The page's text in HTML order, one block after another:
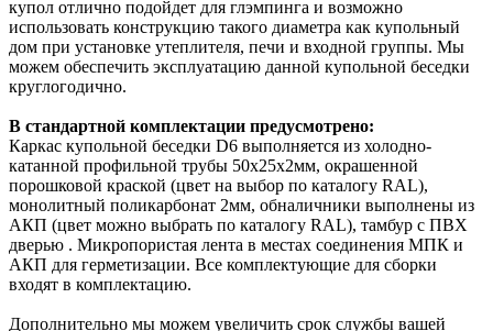
купол отлично подойдет для глэмпинга и возможно
использовать конструкцию такого диаметра как купольный
дом при установке утеплителя, печи и входной группы. Мы
можем обеспечить эксплуатацию данной купольной беседки
круглогодично.
В стандартной комплектации предусмотрено:
Каркас купольной беседки D6 выполняется из холодно-
катанной профильной трубы 50х25х2мм, окрашенной
порошковой краской (цвет на выбор по каталогу RAL),
монолитный поликарбонат 2мм, обналичники выполнены из
АКП (цвет можно выбрать по каталогу RAL), тамбур с ПВХ
дверью . Микропористая лента в местах соединения МПК и
АКП для герметизации. Все комплектующие для сборки
входят в комплектацию.
Дополнительно мы можем увеличить срок службы вашей